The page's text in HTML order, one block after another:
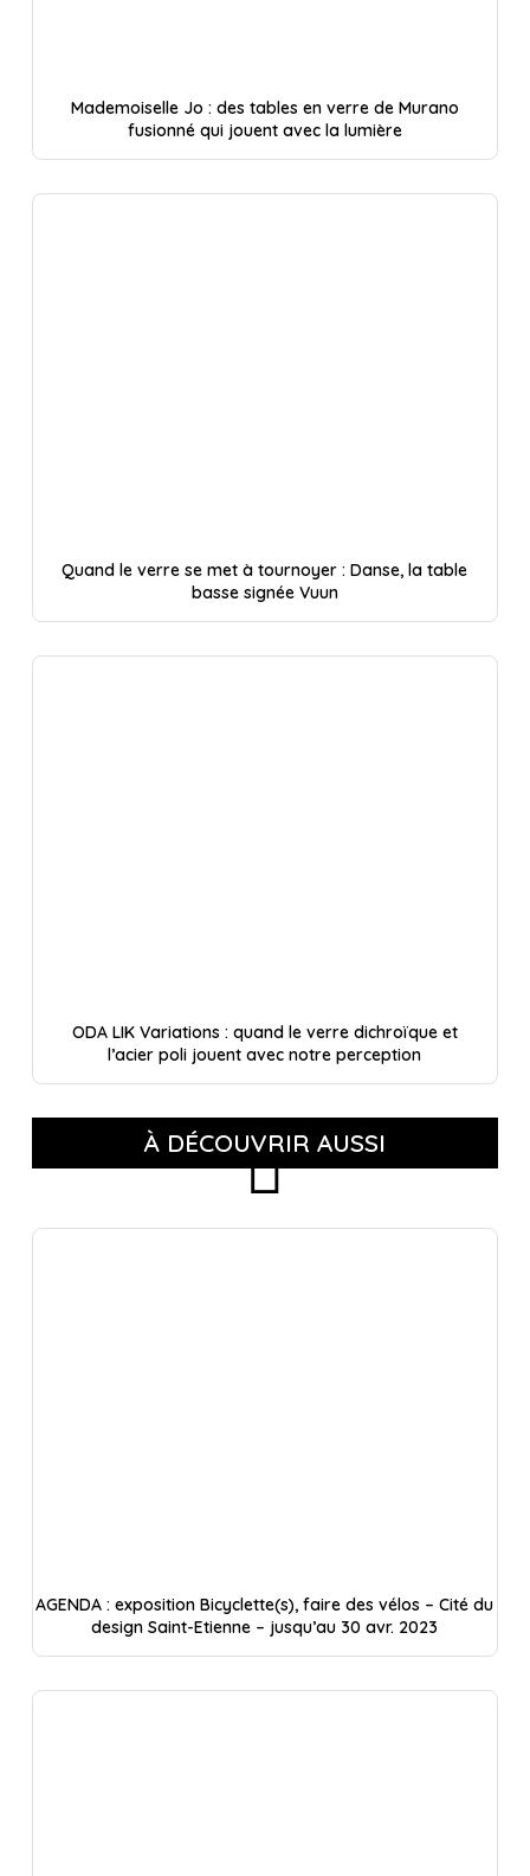
Mademoiselle Jo : des tables en verre de Murano
fusionné qui jouent avec la lumière
Quand le verre se met à tournoyer : Danse, la table
basse signée Vuun
ODA LIK Variations : quand le verre dichroïque et
l’acier poli jouent avec notre perception
À DÉCOUVRIR AUSSI
AGENDA : exposition Bicyclette(s), faire des vélos – Cité du
design Saint-Etienne – jusqu’au 30 avr. 2023